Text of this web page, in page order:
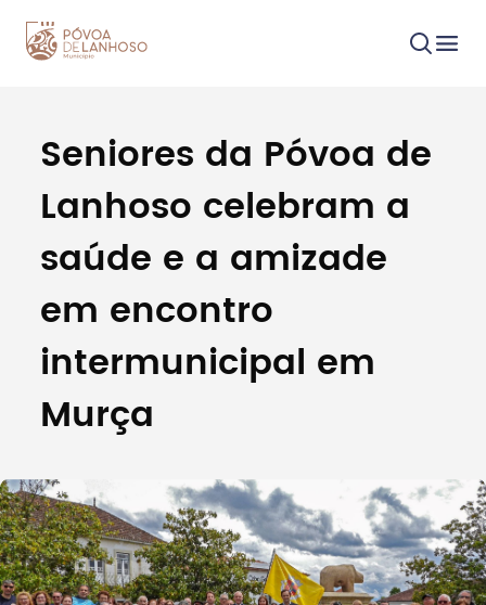
Procurar
Tipo de conteúdo
Filtros
Seniores da Póvoa de
Lanhoso celebram a
saúde e a amizade
em encontro
intermunicipal em
Murça